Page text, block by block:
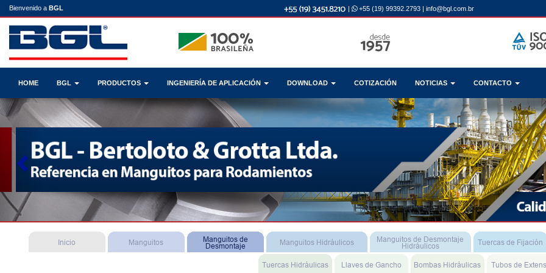
Bienvenido a BGL | +55 (19) 99392.2793 | info@bgl.com.br
HOME BGL PRODUCTOS INGENIERÍA DE APLICACIÓN DOWNLOAD COTIZACIÓN NOTICIAS CONTACTO
Previous